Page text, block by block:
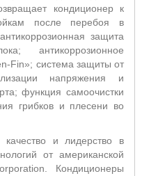
кондиционер к
после перебоя в
защита
антикоррозионное
Fin»; система защиты от
напряжения и
функция самоочистки
грибков и плесени во
и лидерство в
от американской
Кондиционеры